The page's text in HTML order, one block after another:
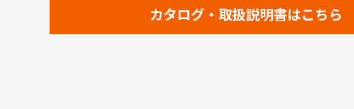
カタログ・取扱説明書はこちら